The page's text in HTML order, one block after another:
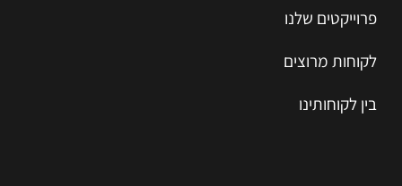
פרוייקטים שלנו
לקוחות מרוצים
בין לקוחותינו